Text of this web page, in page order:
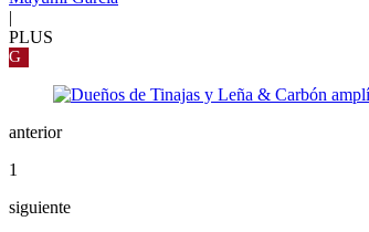
PLUS
G
anterior
1
siguiente